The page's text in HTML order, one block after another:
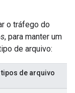
o tráfego do
, para manter um
de arquivo:
de arquivo